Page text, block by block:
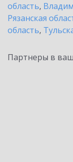
область,
Рязанская
область,
Партнеры в